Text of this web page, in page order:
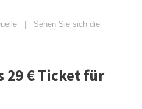
| Sehen Sie sich die
29 € Ticket für